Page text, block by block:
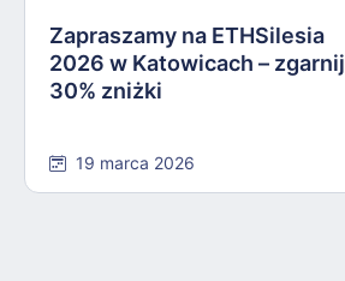
Zapraszamy na ETHSilesia
2026 w Katowicach – zgarnij
30% zniżki
19 marca 2026